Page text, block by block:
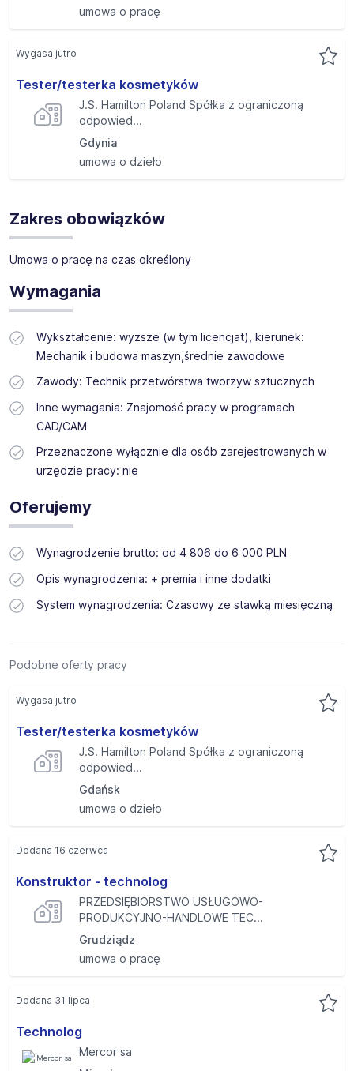
umowa o pracę
Tester/testerka kosmetyków
J.S. Hamilton Poland Spółka z ograniczoną
odpowied...
Gdynia
umowa o dzieło
Wygasa jutro
Zakres obowiązków
Umowa o pracę na czas określony
Wymagania
Wykształcenie: wyższe (w tym licencjat), kierunek:
Mechanik i budowa maszyn,średnie zawodowe
Zawody: Technik przetwórstwa tworzyw sztucznych
Inne wymagania: Znajomość pracy w programach
CAD/CAM
Przeznaczone wyłącznie dla osób zarejestrowanych w
urzędzie pracy: nie
Oferujemy
Wynagrodzenie brutto: od 4 806 do 6 000 PLN
Opis wynagrodzenia: + premia i inne dodatki
System wynagrodzenia: Czasowy ze stawką miesięczną
Podobne oferty pracy
Tester/testerka kosmetyków
J.S. Hamilton Poland Spółka z ograniczoną
odpowied...
Gdańsk
umowa o dzieło
Wygasa jutro
Konstruktor - technolog
PRZEDSIĘBIORSTWO USŁUGOWO-
PRODUKCYJNO-HANDLOWE TEC...
Grudziądz
umowa o pracę
Dodana 16 czerwca
Technolog
Mercor sa
Dodana 31 lipca